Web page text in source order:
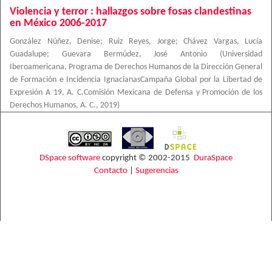
Violencia y terror : hallazgos sobre fosas clandestinas
en México 2006-2017
González Núñez, Denise; Ruiz Reyes, Jorge; Chávez Vargas, Lucía
Guadalupe; Guevara Bermúdez, José Antonio (Universidad
Iberoamericana, Programa de Derechos Humanos de la Dirección General
de Formación e Incidencia IgnacianasCampaña Global por la Libertad de
Expresión A 19, A. C.Comisión Mexicana de Defensa y Promoción de los
Derechos Humanos, A. C., 2019)
DSpace software copyright © 2002-2015 DuraSpace
Contacto| Sugerencias